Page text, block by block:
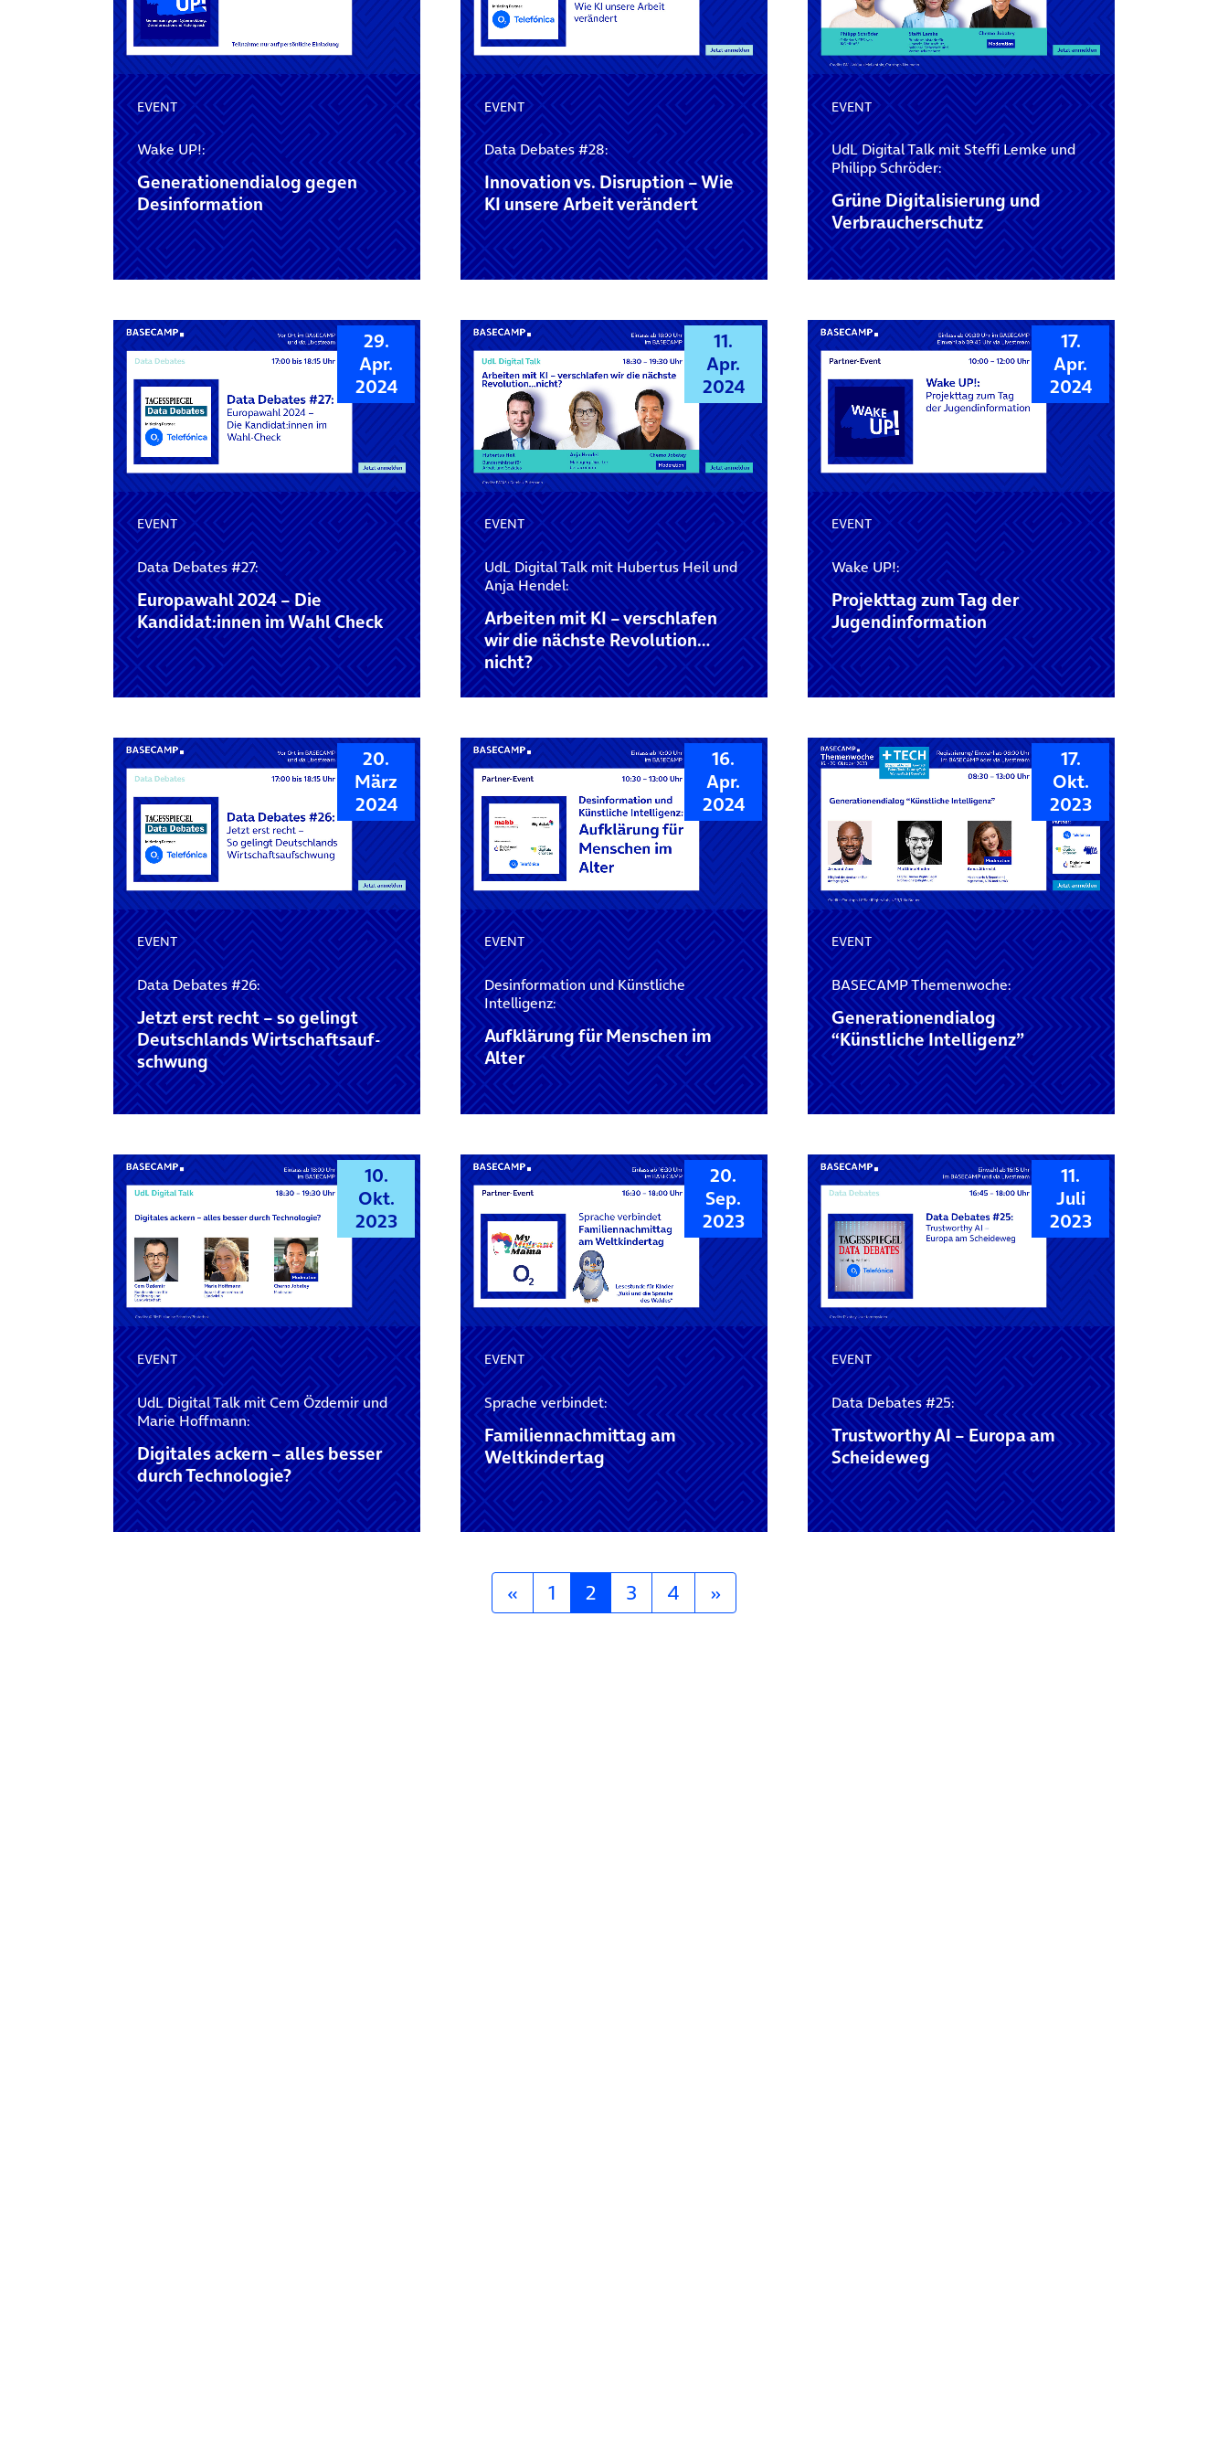
EVENT
Wake UP!:
Generationendialog gegen
Desinformation
EVENT
Data Debates #28:
Innovation vs. Disruption – Wie
KI unsere Arbeit verändert
EVENT
UdL Digital Talk mit Steffi Lemke und
Philipp Schröder:
Grüne Digitalisierung und
Verbraucherschutz
29.
Apr.
2024
EVENT
Data Debates #27:
Europawahl 2024 – Die
Kandidat:innen im Wahl Check
11.
Apr.
2024
EVENT
UdL Digital Talk mit Hubertus Heil und
Anja Hendel:
Arbeiten mit KI – verschlafen
wir die nächste Revolution…
nicht?
17.
Apr.
2024
EVENT
Wake UP!:
Projekttag zum Tag der
Jugendinformation
20.
März
2024
EVENT
Data Debates #26:
Jetzt erst recht – so gelingt
Deutschlands Wirtschaftsauf­
schwung
16.
Apr.
2024
EVENT
Desinformation und Künstliche
Intelligenz:
Aufklärung für Menschen im
Alter
17.
Okt.
2023
EVENT
BASECAMP Themenwoche:
Generationendialog
“Künstliche Intelligenz”
10.
Okt.
2023
EVENT
UdL Digital Talk mit Cem Özdemir und
Marie Hoffmann:
Digitales ackern – alles besser
durch Technologie?
20.
Sep.
2023
EVENT
Sprache verbindet:
Familiennachmittag am
Weltkindertag
11.
Juli
2023
EVENT
Data Debates #25:
Trustworthy AI – Europa am
Scheideweg
« 1 2 3 4 »